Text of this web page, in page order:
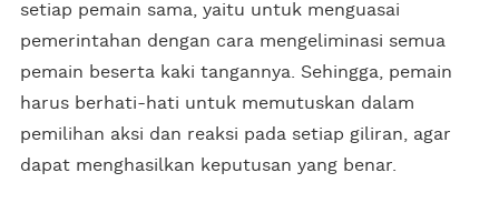
setiap pemain sama, yaitu untuk menguasai
pemerintahan dengan cara mengeliminasi semua
pemain beserta kaki tangannya. Sehingga, pemain
harus berhati-hati untuk memutuskan dalam
pemilihan aksi dan reaksi pada setiap giliran, agar
dapat menghasilkan keputusan yang benar.